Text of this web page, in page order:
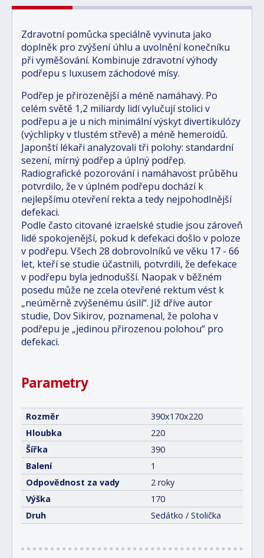
Zdravotní pomůcka speciálně vyvinuta jako
doplněk pro zvýšení úhlu a uvolnění konečníku
při vyměšování. Kombinuje zdravotní výhody
podřepu s luxusem záchodové mísy.
Podřep je přirozenější a méně namáhavý. Po
celém světě 1,2 miliardy lidí vylučují stolici v
podřepu a je u nich minimální výskyt divertikulózy
(výchlipky v tlustém střevě) a méně hemeroidů.
Japonští lékaři analyzovali tři polohy: standardní
sezení, mírný podřep a úplný podřep.
Radiografické pozorování i namáhavost průběhu
potvrdilo, že v úplném podřepu dochází k
nejlepšímu otevření rekta a tedy nejpohodlnější
defekaci.
Podle často citované izraelské studie jsou zároveň
lidé spokojenější, pokud k defekaci došlo v poloze
v podřepu. Všech 28 dobrovolníků ve věku 17 - 66
let, kteří se studie účastnili, potvrdili, že defekace
v podřepu byla jednodušší. Naopak v běžném
posedu může ne zcela otevřené rektum vést k
„neúměrně zvýšenému úsilí“. Již dříve autor
studie, Dov Sikirov, poznamenal, že poloha v
podřepu je „jedinou přirozenou polohou“ pro
defekaci.
Parametry
Rozměr
390x170x220
Hloubka
220
Šířka
390
Balení
1
Odpovědnost za vady
2 roky
Výška
170
Druh
Sedátko / Stolička